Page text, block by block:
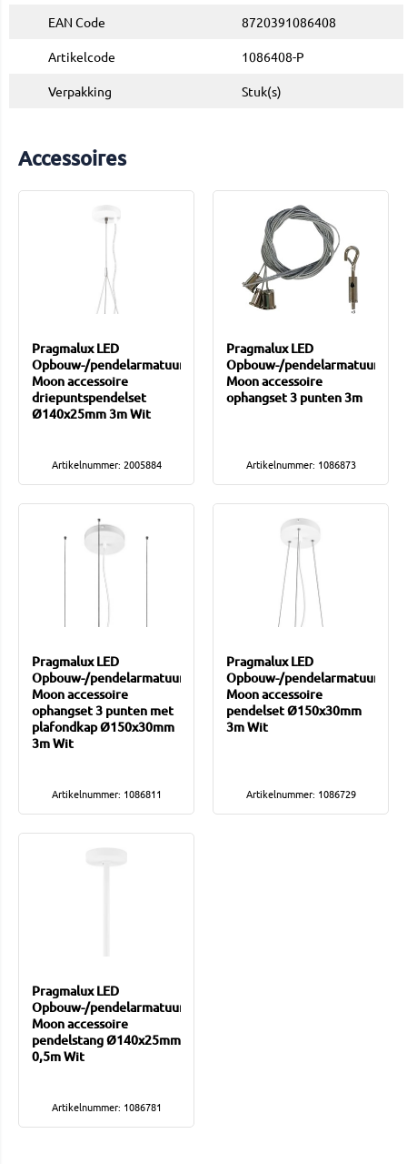
EAN Code 8720391086408
Artikelcode 1086408-P
Verpakking Stuk(s)
Accessoires
Pragmalux LED
Opbouw-/pendelarmatuur
Moon accessoire
driepuntspendelset
Ø140x25mm 3m Wit
Artikelnummer: 2005884
Pragmalux LED
Opbouw-/pendelarmatuur
Moon accessoire
ophangset 3 punten 3m
Artikelnummer: 1086873
Pragmalux LED
Opbouw-/pendelarmatuur
Moon accessoire
ophangset 3 punten met
plafondkap Ø150x30mm
3m Wit
Artikelnummer: 1086811
Pragmalux LED
Opbouw-/pendelarmatuur
Moon accessoire
pendelset Ø150x30mm
3m Wit
Artikelnummer: 1086729
Pragmalux LED
Opbouw-/pendelarmatuur
Moon accessoire
pendelstang Ø140x25mm
0,5m Wit
Artikelnummer: 1086781